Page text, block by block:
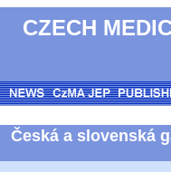
CZECH
Česká a slovenská